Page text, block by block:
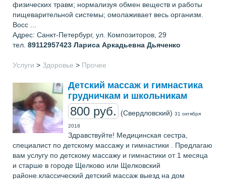
физических травм; нормализуя обмен веществ и работы
пищеварительной системы; омолаживает весь организм.
Восс ...
Адрес: Санкт-Петербург, ул. Композиторов, 29
тел. 89112957423 Лариса Аркадьевна Дьяченко
Услуги > Здоровье > Прочее
Детский массаж и гимнастика
грудничкам и школьникам
800 руб. (Свердловский) 31 октября
2018
Здравствуйте! Медицинская сестра,
специалист по детскому массажу и гимнастики . Предлагаю
вам услугу по детскому массажу и гимнастики от 1 месяца
и старше в городе Щелково или Щелковский
районе.классический детский массаж выезд на дом